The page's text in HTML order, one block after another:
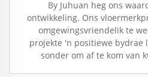
By Juhuan heg ons
ontwikkeling. Ons
omgewingsvriendelik te
projekte 'n positiewe bydrae
sonder om af te kom van